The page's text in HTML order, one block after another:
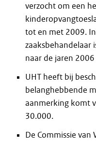
verzocht om een
tot en met 2009.
zaaksbehandelaar
naar de jaren
UHT heeft bij
belanghebbende
aanmerking komt
30.000.
De Commissie van